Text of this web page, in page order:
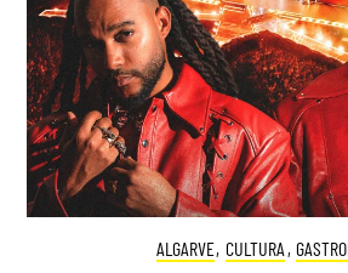
ALGARVE, CULTURA ,